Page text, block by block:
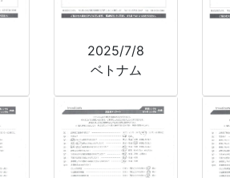
2025/7/8
ベトナム